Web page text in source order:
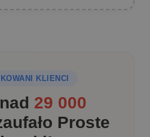
KLIENCI
29 000
Proste